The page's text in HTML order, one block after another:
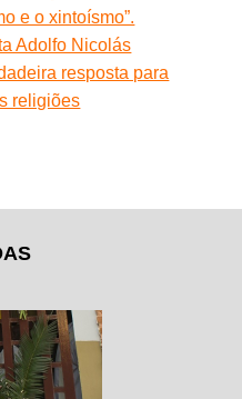
e o xintoísmo”.
Adolfo Nicolás
resposta para
religiões